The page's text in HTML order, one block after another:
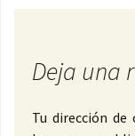
Deja una
Tu dirección de